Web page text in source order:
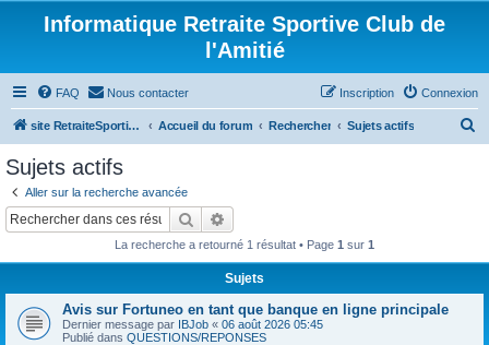
Informatique Retraite Sportive Club de
l'Amitié
FAQ Nous contacter Connexion
Inscription
site RetraiteSportiveStGilles Accueil du forum Rechercher Sujets actifs
Sujets actifs
Aller sur la recherche avancée
Rechercher
La recherche a retourné 1 résultat • Page 1 sur 1
Sujets
Avis sur Fortuneo en tant que banque en ligne principale
Dernier message par IBJob « 06 août 2026 05:45
Publié dans QUESTIONS/REPONSES